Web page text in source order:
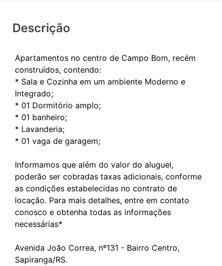
Descrição
Apartamentos no centro de Campo Bom, recém
construídos, contendo:
* Sala e Cozinha em um ambiente Moderno e
Integrado;
* 01 Dormitório amplo;
* 01 banheiro;
* Lavanderia;
* 01 vaga de garagem;
Informamos que além do valor do aluguel,
poderão ser cobradas taxas adicionais, conforme
as condições estabelecidas no contrato de
locação. Para mais detalhes, entre em contato
conosco e obtenha todas as informações
necessárias*
Avenida João Correa, nº131 - Bairro Centro,
Sapiranga/RS.